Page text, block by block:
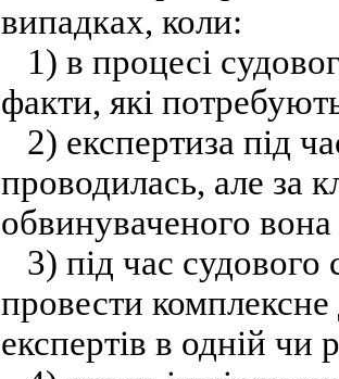
випадках, коли:
1) в процесі
факти, які
2) експертиза під
проводилась, але за
обвинуваченого
3) під час судового
провести
експертів в одній чи